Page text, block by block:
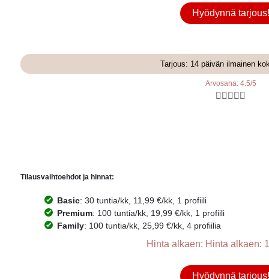
Hyödynnä tarjous!
Tarjous: 14 päivän ilmainen
Arvosana: 4.5/5
    
Tilausvaihtoehdot ja hinnat:
Basic: 30 tuntia/kk, 11,99 €/kk, 1 profiili
Premium: 100 tuntia/kk, 19,99 €/kk, 1 profiili
Family: 100 tuntia/kk, 25,99 €/kk, 4 profiilia
Hinta alkaen: Hinta alkaen:
Hyödynnä tarjous!